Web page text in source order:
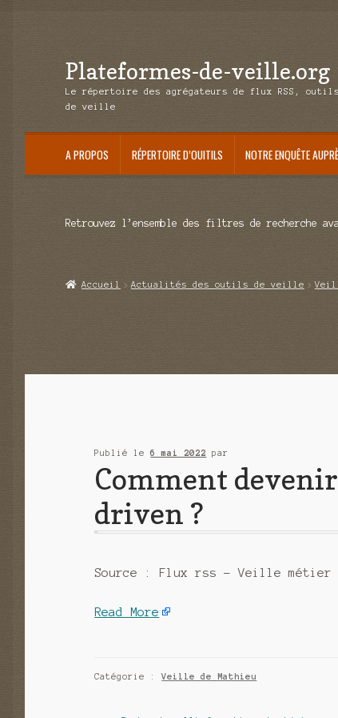
Aller
à
Aller
au
Plateformes-de-veille.org
Le répertoire des agrégateurs de flux RSS,
de veille
A PROPOS RÉPERTOIRE D’OUITILS NOTRE ENQUÊTE
Retrouvez l’ensemble des filtres de recherche
Accueil Actualités des outils de veille
Publié le6 mai 2022 par
Comment
driven ?
Source : Flux rss – Veille métier
Read More
Catégorie :Veille de Mathieu